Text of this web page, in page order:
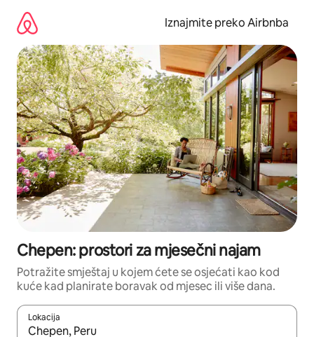
sadržaj
Iznajmite preko Airbnba
Chepen: prostori za mjesečni najam
Potražite smještaj u kojem ćete se osjećati kao kod
kuće kad planirate boravak od mjesec ili više dana.
Lokacija
Kada budu dostupni rezultati, moći ćete ih pregledati